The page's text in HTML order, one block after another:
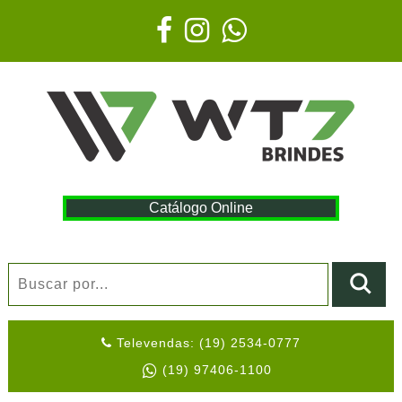
Catálogo Online
Televendas: (19) 2534-0777
(19) 97406-1100